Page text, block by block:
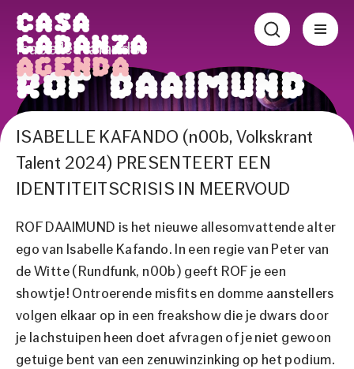
Casa
Cadanza
Agenda
Isabelle Kafando
ROF Daaimund
Ontroerende misfits en domme aanstellers
volgen elkaar op in een extravagante
freakshow
Za 9 jan. | Theater
Tijden & tickets
Bekijk de trailer
ISABELLE KAFANDO (n00b, Volkskrant
Talent 2024) PRESENTEERT EEN
IDENTITEITSCRISIS IN MEERVOUD
ROF DAAIMUND is het nieuwe allesomvattende alter
ego van Isabelle Kafando. In een regie van Peter van
de Witte (Rundfunk, n00b) geeft ROF je een
showtje! Ontroerende misfits en domme aanstellers
volgen elkaar op in een freakshow die je dwars door
je lachstuipen heen doet afvragen of je niet gewoon
getuige bent van een zenuwinzinking op het podium.